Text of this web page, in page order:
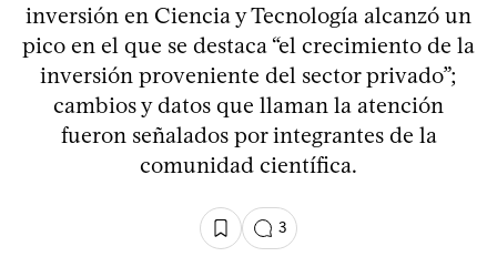
inversión en Ciencia y Tecnología alcanzó un
pico en el que se destaca “el crecimiento de la
inversión proveniente del sector privado”;
cambios y datos que llaman la atención
fueron señalados por integrantes de la
comunidad científica.
3